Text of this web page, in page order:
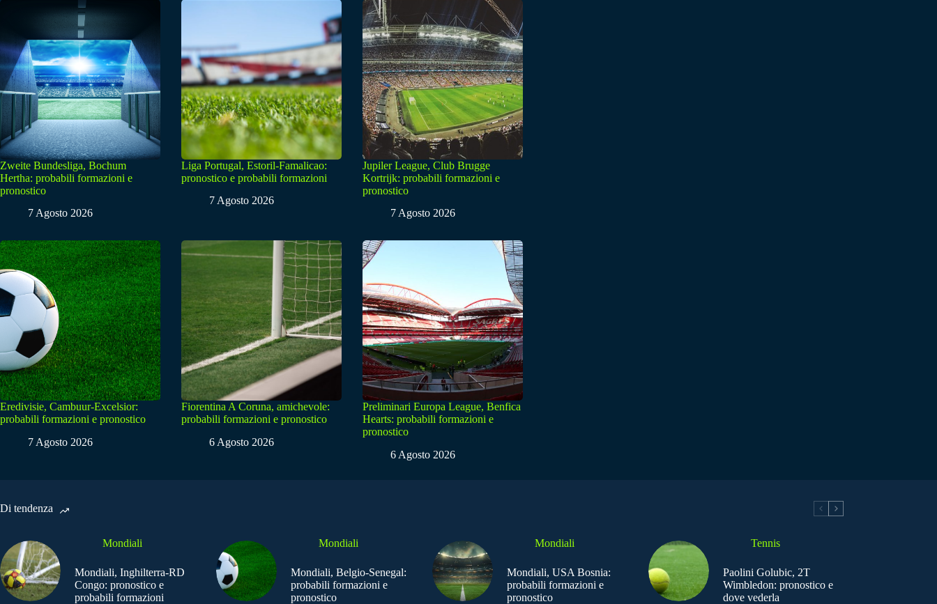
Zweite Bundesliga, Bochum
Hertha: probabili formazioni e
pronostico
7 Agosto 2026
Liga Portugal, Estoril-Famalicao:
pronostico e probabili formazioni
7 Agosto 2026
Jupiler League, Club Brugge
Kortrijk: probabili formazioni e
pronostico
7 Agosto 2026
Eredivisie, Cambuur-Excelsior:
probabili formazioni e pronostico
7 Agosto 2026
Fiorentina A Coruna, amichevole:
probabili formazioni e pronostico
6 Agosto 2026
Preliminari Europa League, Benfica
Hearts: probabili formazioni e
pronostico
6 Agosto 2026
Di tendenza
Mondiali
Mondiali, Inghilterra-RD
Congo: pronostico e
probabili formazioni
Mondiali
Mondiali, Belgio-Senegal:
probabili formazioni e
pronostico
Mondiali
Mondiali, USA Bosnia:
probabili formazioni e
pronostico
Tennis
Paolini Golubic, 2T
Wimbledon: pronostico e
dove vederla